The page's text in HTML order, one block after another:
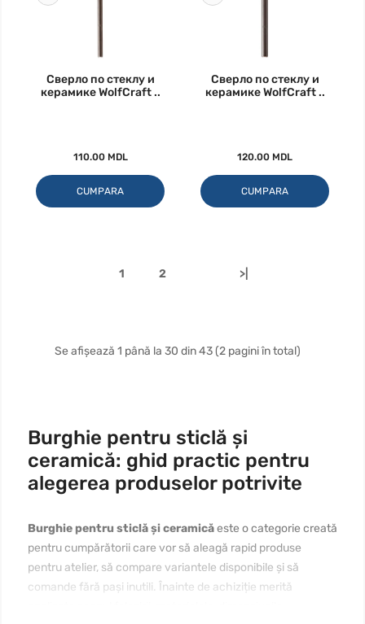
Сверло по стеклу и
керамике WolfCraft ..
110.00 MDL
CUMPARA
Сверло по стеклу и
керамике WolfCraft ..
120.00 MDL
CUMPARA
1 2 >|
Se afișează 1 până la 30 din 43 (2 pagini în total)
Burghie pentru sticlă și
ceramică: ghid practic pentru
alegerea produselor potrivite
Burghie pentru sticlă și ceramicăeste o categorie creată
pentru cumpărătorii care vor să aleagă rapid produse
pentru atelier, să compare variantele disponibile și să
comande fără pași inutili. Înainte de achiziție merită